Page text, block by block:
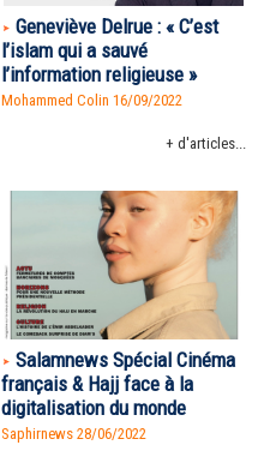
Geneviève Delrue : « C’est
l’islam qui a sauvé
l’information religieuse »
Mohammed Colin 16/09/2022
+ d'articles...
Salamnews Spécial Cinéma
français & Hajj face à la
digitalisation du monde
Saphirnews 28/06/2022